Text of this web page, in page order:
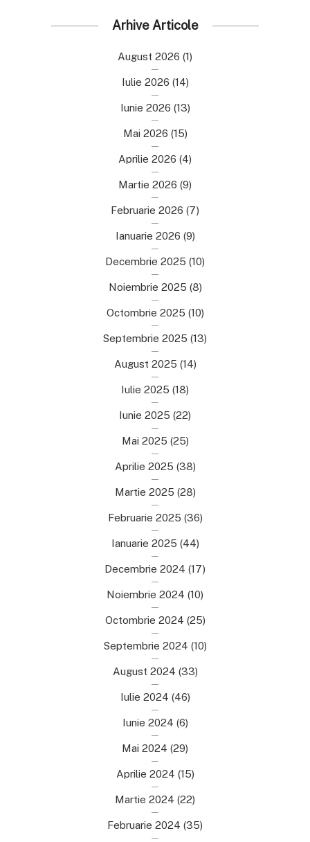
Arhive Articole
August 2026 (1)
Iulie 2026 (14)
Iunie 2026 (13)
Mai 2026 (15)
Aprilie 2026 (4)
Martie 2026 (9)
Februarie 2026 (7)
Ianuarie 2026 (9)
Decembrie 2025 (10)
Noiembrie 2025 (8)
Octombrie 2025 (10)
Septembrie 2025 (13)
August 2025 (14)
Iulie 2025 (18)
Iunie 2025 (22)
Mai 2025 (25)
Aprilie 2025 (38)
Martie 2025 (28)
Februarie 2025 (36)
Ianuarie 2025 (44)
Decembrie 2024 (17)
Noiembrie 2024 (10)
Octombrie 2024 (25)
Septembrie 2024 (10)
August 2024 (33)
Iulie 2024 (46)
Iunie 2024 (6)
Mai 2024 (29)
Aprilie 2024 (15)
Martie 2024 (22)
Februarie 2024 (35)